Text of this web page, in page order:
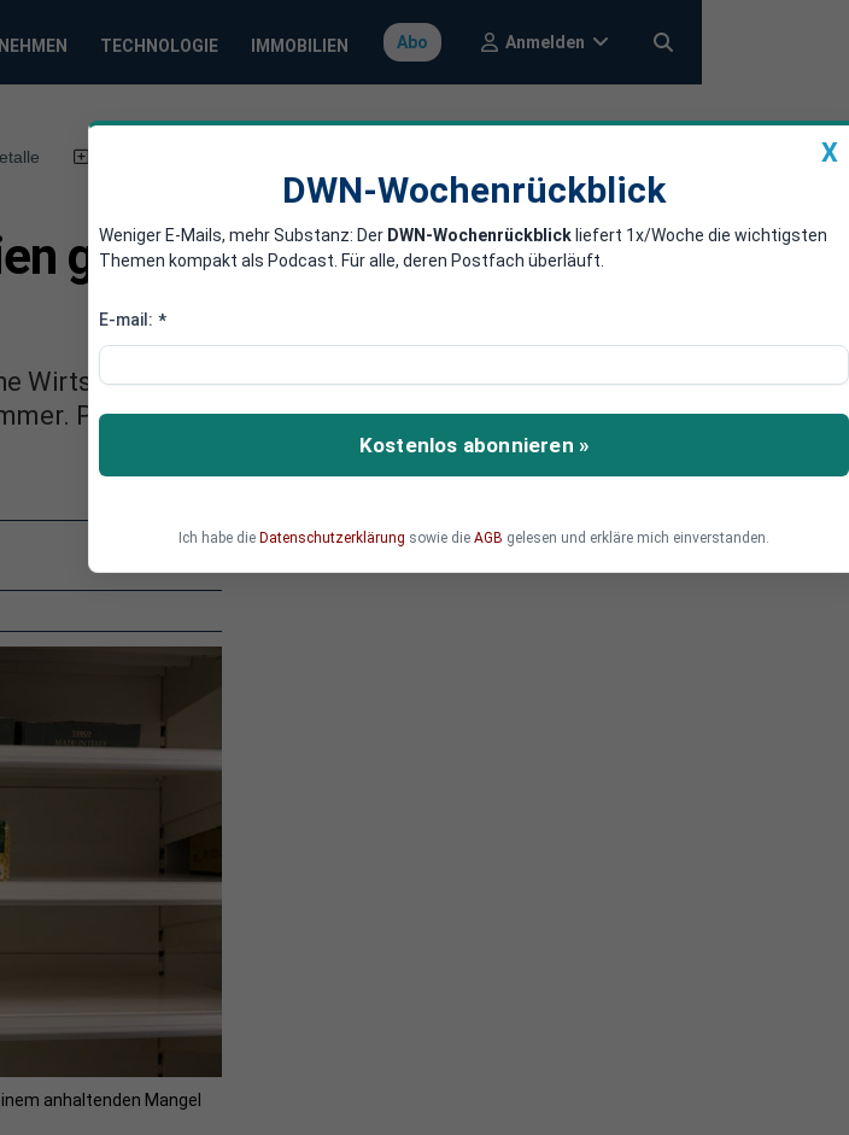
TECHNOLOGIE IMMOBILIEN Abo Anmelden
greift auch auf
Wirtschaft, sagt der Generaldirektor der
Produkte könnten derzeit nicht geliefert
anhaltenden Mangel
X
DWN-Wochenrückblick
Weniger E-Mails, mehr Substanz: Der DWN-Wochenrückblick liefert 1x/Woche die wichtigsten
Themen kompakt als Podcast. Für alle, deren Postfach überläuft.
E-mail: *
Kostenlos abonnieren »
Ich habe die Datenschutzerklärung sowie die AGB gelesen und erkläre mich einverstanden.